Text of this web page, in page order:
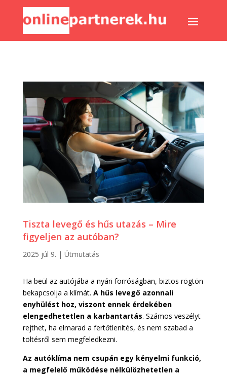
Tiszta levegő és hűs utazás – Mire
figyeljen az autóban?
2025 júl 9. | Útmutatás
Ha beül az autójába a nyári forróságban, biztos rögtön
bekapcsolja a klímát. A hűs levegő azonnali
enyhülést hoz, viszont ennek érdekében
elengedhetetlen a karbantartás. Számos veszélyt
rejthet, ha elmarad a fertőtlenítés, és nem szabad a
töltésről sem megfeledkezni.
Az autóklíma nem csupán egy kényelmi funkció,
a megfelelő működése nélkülözhetetlen a